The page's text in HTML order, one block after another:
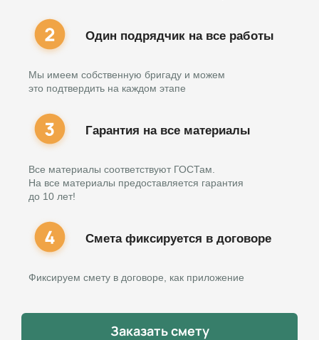
Один подрядчик на все работы
Мы имеем собственную бригаду и можем
это подтвердить на каждом этапе
Гарантия на все материалы
Все материалы соответствуют ГОСТам.
На все материалы предоставляется гарантия
до 10 лет!
Смета фиксируется в договоре
Фиксируем смету в договоре, как приложение
Заказать смету